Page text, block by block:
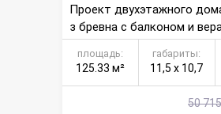
Проект двухэтажного
з бревна с балконом и
площадь:
125.33 м²
габариты:
11,5 х 10,7
50